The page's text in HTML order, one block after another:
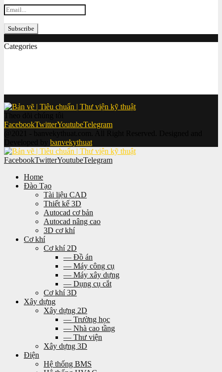
Categories
FacebookTwitterYoutubeTelegram
banvekythuat
FacebookTwitterYoutubeTelegram
Home
Đào Tạo
Tài liệu CAD
Thiết kế 3D
Autocad cơ bản
Autocad nâng cao
3D cơ khí
Cơ khí
Cơ khí 2D
— Đồ án
— Máy công cụ
— Máy xây dựng
— Dụng cụ cắt
Cơ khí 3D
Xây dựng
Xây dựng 2D
— Trường học
— Nhà cao tầng
— Thư viện
Xây dựng 3D
Điện
Hệ thống BMS